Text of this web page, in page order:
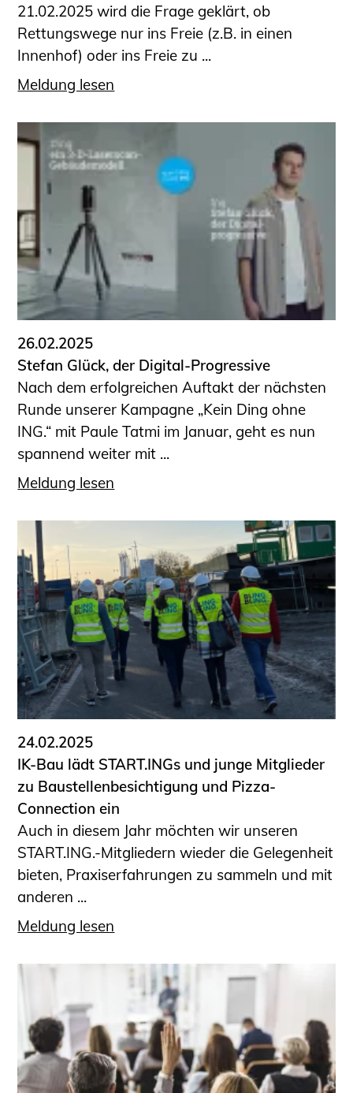
21.02.2025 wird die Frage geklärt, ob
Rettungswege nur ins Freie (z.B. in einen
Innenhof) oder ins Freie zu ...
Meldung lesen
26.02.2025
Stefan Glück, der Digital-Progressive
Nach dem erfolgreichen Auftakt der nächsten
Runde unserer Kampagne „Kein Ding ohne
ING.“ mit Paule Tatmi im Januar, geht es nun
spannend weiter mit ...
Meldung lesen
24.02.2025
IK-Bau lädt START.INGs und junge Mitglieder
zu Baustellenbesichtigung und Pizza-
Connection ein
Auch in diesem Jahr möchten wir unseren
START.ING.-Mitgliedern wieder die Gelegenheit
bieten, Praxiserfahrungen zu sammeln und mit
anderen ...
Meldung lesen